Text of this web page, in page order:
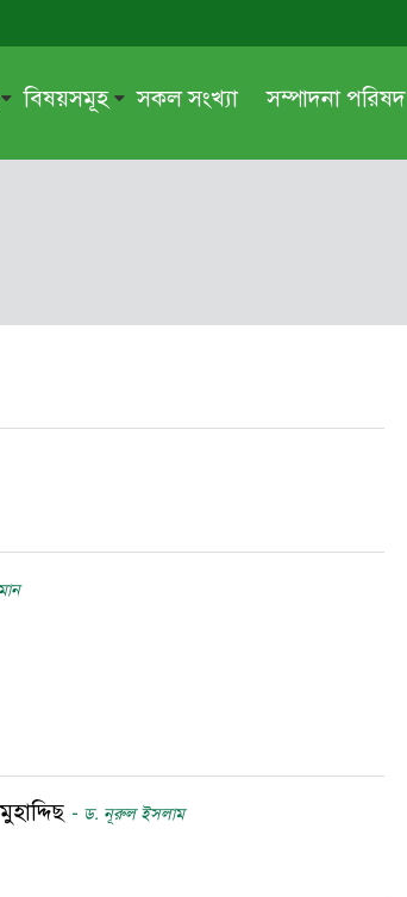
বিষয়সমূহ
আত্মশুদ্ধি
সকল সংখ্যা সম্পাদনা পরিষদ
- ড. নূরুল ইসলাম